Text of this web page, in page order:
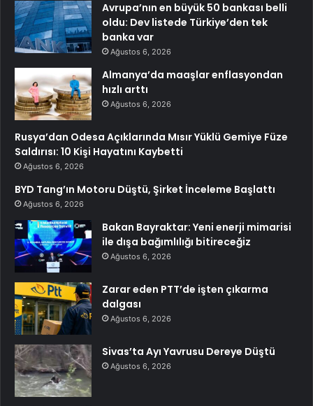
Avrupa’nın en büyük 50 bankası belli
oldu: Dev listede Türkiye’den tek
banka var
Ağustos 6, 2026
Almanya’da maaşlar enflasyondan
hızlı arttı
Ağustos 6, 2026
Rusya’dan Odesa Açıklarında Mısır Yüklü Gemiye Füze
Saldırısı: 10 Kişi Hayatını Kaybetti
Ağustos 6, 2026
BYD Tang’ın Motoru Düştü, Şirket İnceleme Başlattı
Ağustos 6, 2026
Bakan Bayraktar: Yeni enerji mimarisi
ile dışa bağımlılığı bitireceğiz
Ağustos 6, 2026
Zarar eden PTT’de işten çıkarma
dalgası
Ağustos 6, 2026
Sivas’ta Ayı Yavrusu Dereye Düştü
Ağustos 6, 2026